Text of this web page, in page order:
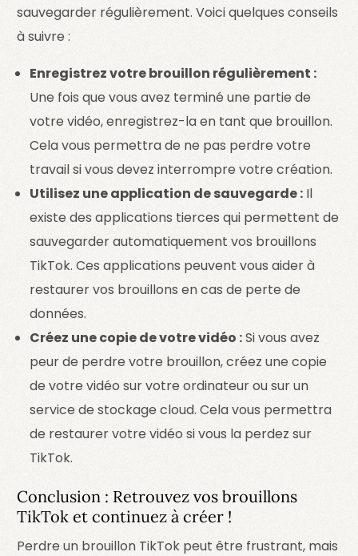
sauvegarder régulièrement. Voici quelques conseils
à suivre :
Enregistrez votre brouillon régulièrement :
Une fois que vous avez terminé une partie de
votre vidéo, enregistrez-la en tant que brouillon.
Cela vous permettra de ne pas perdre votre
travail si vous devez interrompre votre création.
Utilisez une application de sauvegarde : Il
existe des applications tierces qui permettent de
sauvegarder automatiquement vos brouillons
TikTok. Ces applications peuvent vous aider à
restaurer vos brouillons en cas de perte de
données.
Créez une copie de votre vidéo :Si vous avez
peur de perdre votre brouillon, créez une copie
de votre vidéo sur votre ordinateur ou sur un
service de stockage cloud. Cela vous permettra
de restaurer votre vidéo si vous la perdez sur
TikTok.
Conclusion : Retrouvez vos brouillons
TikTok et continuez à créer !
Perdre un brouillon TikTok peut être frustrant, mais